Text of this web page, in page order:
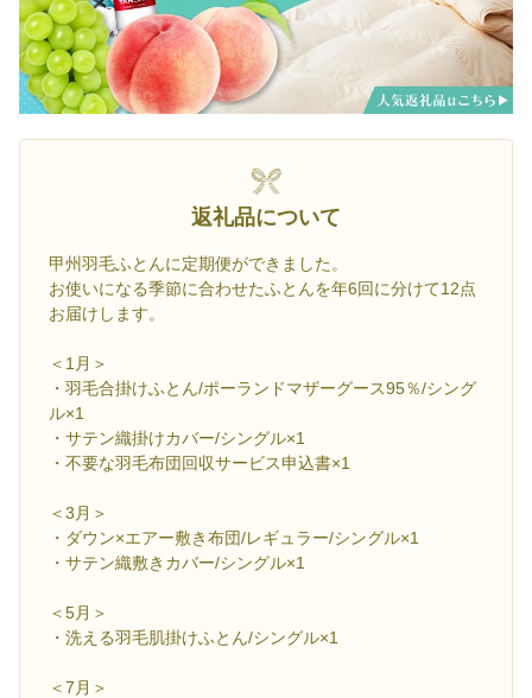
返礼品について
甲州羽毛ふとんに定期便ができました。
お使いになる季節に合わせたふとんを年6回に分けて12点
お届けします。
＜1月＞
・羽毛合掛けふとん/ポーランドマザーグース95％/シング
ル×1
・サテン織掛けカバー/シングル×1
・不要な羽毛布団回収サービス申込書×1
＜3月＞
・ダウン×エアー敷き布団/レギュラー/シングル×1
・サテン織敷きカバー/シングル×1
＜5月＞
・洗える羽毛肌掛けふとん/シングル×1
＜7月＞